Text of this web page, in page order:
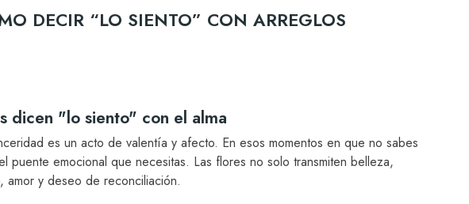
DECIR “LO SIENTO” CON ARREGLOS
dicen "lo siento" con el alma
es un acto de valentía y afecto. En esos momentos en que no sabes
emocional que necesitas. Las flores no solo transmiten belleza,
amor y deseo de reconciliación.